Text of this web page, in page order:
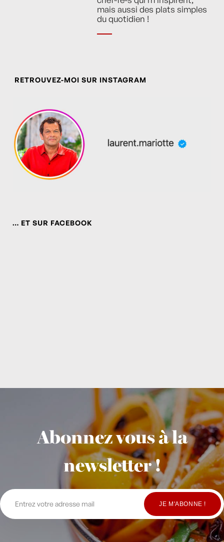
mais aussi des plats simples
du quotidien !
RETROUVEZ-MOI SUR INSTAGRAM
… ET SUR FACEBOOK
Abonnez vous à la
newsletter !